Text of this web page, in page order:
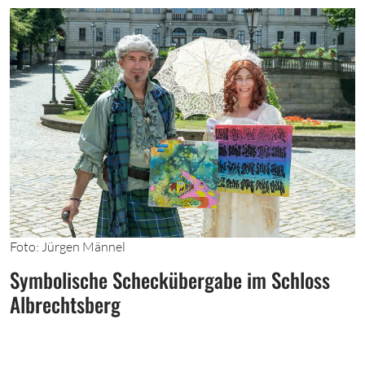
Foto: Jürgen Männel
Symbolische Scheckübergabe im Schloss
Albrechtsberg